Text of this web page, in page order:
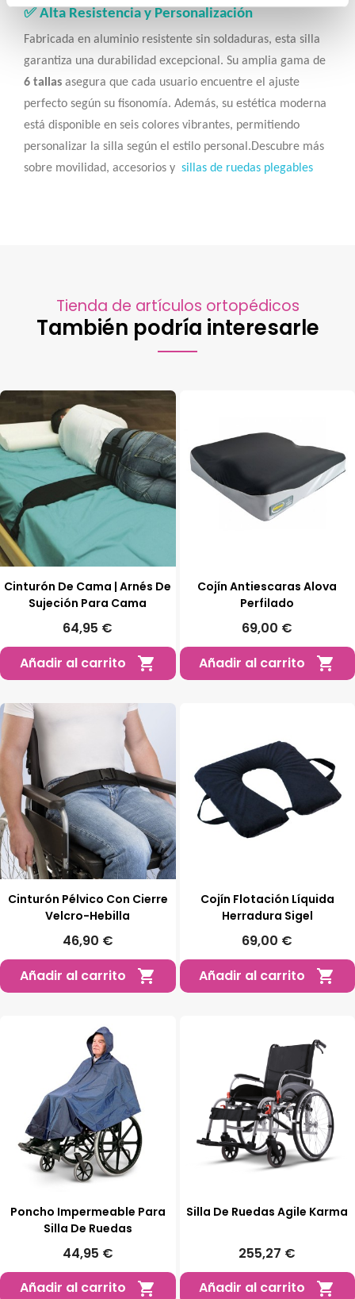
✅ Alta Resistencia y Personalización
Fabricada en aluminio resistente sin soldaduras, esta silla
garantiza una durabilidad excepcional. Su amplia gama de
6 tallas asegura que cada usuario encuentre el ajuste
perfecto según su fisonomía. Además, su estética moderna
está disponible en seis colores vibrantes, permitiendo
personalizar la silla según el estilo personal.Descubre más
sobre movilidad, accesorios y sillas de ruedas plegables
Tienda de artículos ortopédicos
También podría interesarle
Cinturón De Cama | Arnés De
Sujeción Para Cama
64,95 €
Añadir al carrito

Cojín Antiescaras Alova
Perfilado
69,00 €
Añadir al carrito

Cinturón Pélvico Con Cierre
Velcro-Hebilla
46,90 €
Añadir al carrito

Cojín Flotación Líquida
Herradura Sigel
69,00 €
Añadir al carrito

Poncho Impermeable Para
Silla De Ruedas
44,95 €
Añadir al carrito

Silla De Ruedas Agile Karma
255,27 €
Añadir al carrito
